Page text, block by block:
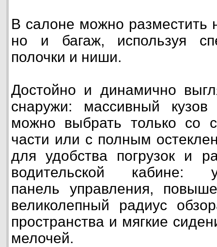
В салоне можно разместить
но и багаж, используя
полочки и ниши.
Достойно и динамично
снаружи: массивный
можно выбрать только со
части или с полным
для удобства погрузок и
водительской кабине:
панель управления,
великолепный радиус
пространства и мягкие
мелочей.